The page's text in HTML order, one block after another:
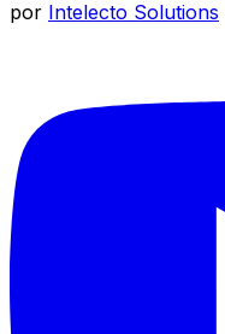
por Intelecto Solutions